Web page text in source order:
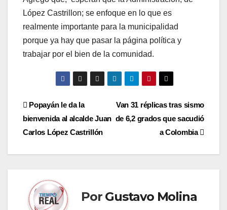
López Castrillon; se enfoque en lo que es
realmente importante para la municipalidad
porque ya hay que pasar la página política y
trabajar por el bien de la comunidad.
Navegación
de
entradas
Van 31 réplicas tras sismo
de 6,2 grados que sacudió
a Colombia
Popayán le da la
bienvenida al alcalde Juan
Carlos López Castrillón
Por Gustavo Molina